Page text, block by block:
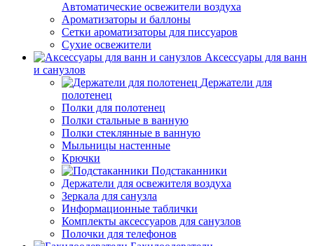
Автоматические освежители воздуха
Ароматизаторы и баллоны
Сетки ароматизаторы для писсуаров
Сухие освежители
Аксессуары для ванн
и санузлов
Держатели для
полотенец
Полки для полотенец
Полки стальные в ванную
Полки стеклянные в ванную
Мыльницы настенные
Крючки
Подстаканники
Держатели для освежителя воздуха
Зеркала для санузла
Информационные таблички
Комплекты аксессуаров для санузлов
Полочки для телефонов